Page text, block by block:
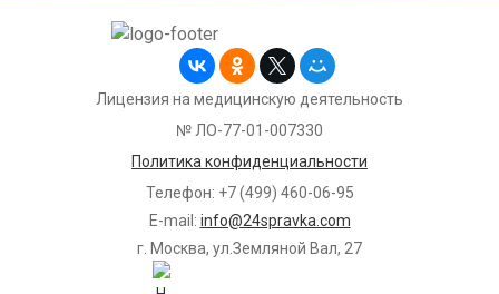
Лицензия на медицинскую деятельность
№ ЛО-77-01-007330
Политика конфиденциальности
Телефон: +7 (499) 460-06-95
E-mail: info@24spravka.com
г. Москва, ул.Земляной Вал, 27